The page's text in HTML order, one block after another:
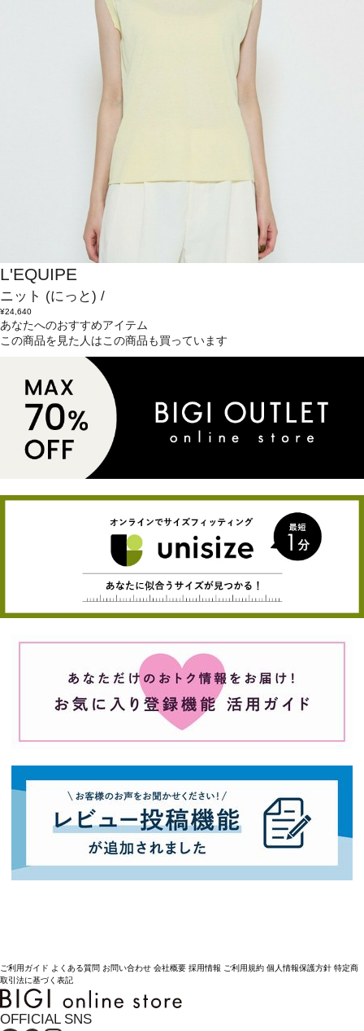
L'EQUIPE
ニット (にっと) /
¥24,640
あなたへのおすすめアイテム
この商品を見た人はこの商品も買っています
ご利用ガイド よくある質問 お問い合わせ 会社概要 採用情報 ご利用規約 個人情報保護方針 特定商
取引法に基づく表記
OFFICIAL SNS